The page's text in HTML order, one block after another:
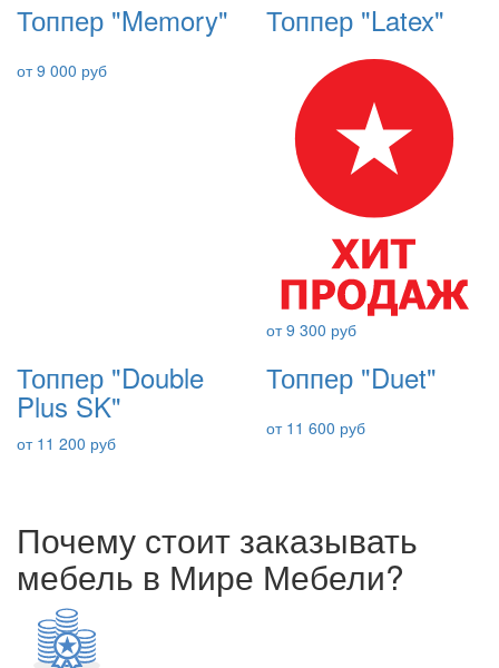
Топпер "Memory"
от 9 000 руб
Топпер "Latex"
от 9 300 руб
Топпер "Double
Plus SK"
от 11 200 руб
Топпер "Duet"
от 11 600 руб
Почему стоит заказывать
мебель в Мире Мебели?